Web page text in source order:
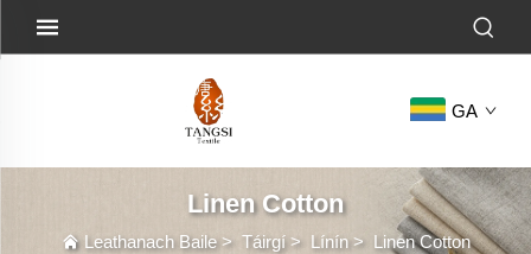
GA
Linen Cotton
Leathanach Baile> Táirgí> Línín> Linen Cotton